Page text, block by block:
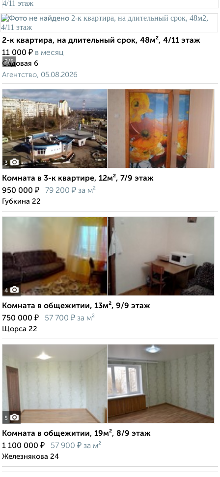
2/5
2-к квартира, на длительный срок, 48м², 4/11 этаж
11 000 ₽ в месяц
Садовая 6
Агентство, 05.08.2026
3
Комната в 3-к квартире, 12м², 7/9 этаж
950 000 ₽ 79 200 ₽ за м²
Губкина 22
4
Комната в общежитии, 13м², 9/9 этаж
750 000 ₽ 57 700 ₽ за м²
Щорса 22
5
Комната в общежитии, 19м², 8/9 этаж
1 100 000 ₽ 57 900 ₽ за м²
Железнякова 24